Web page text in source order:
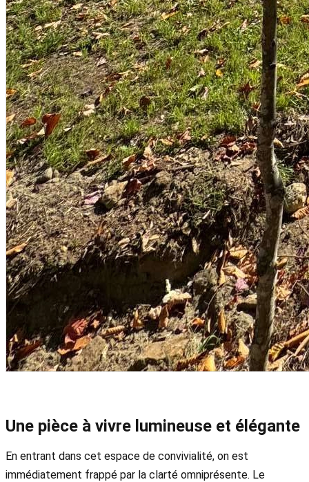
Une pièce à vivre lumineuse et élégante
En entrant dans cet espace de convivialité, on est
immédiatement frappé par la clarté omniprésente. Le